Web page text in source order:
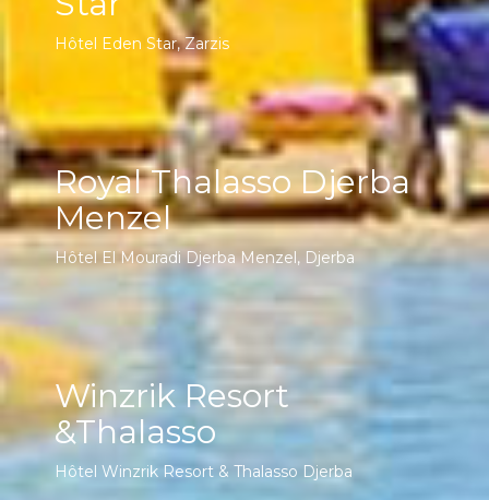
Hôtel Eden Star, Zarzis
Royal Thalasso Djerba
Menzel
Hôtel El Mouradi Djerba Menzel, Djerba
Winzrik Resort
&Thalasso
Hôtel Winzrik Resort & Thalasso Djerba